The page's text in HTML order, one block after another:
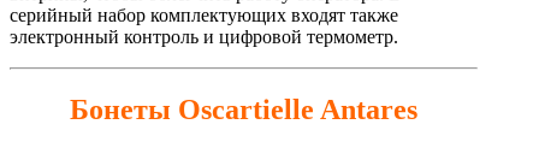
серийный набор комплектующих входят также
электронный контроль и цифровой термометр.
Бонеты Oscartielle Antares